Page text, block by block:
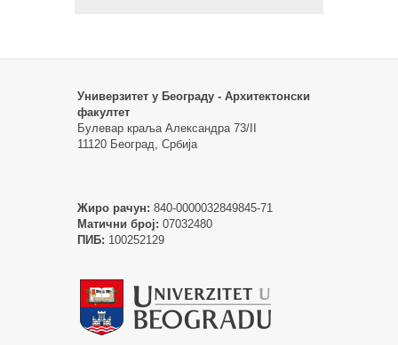
Универзитет у Београду - Архитектонски
факултет
Булевар краља Александра 73/II
11120 Београд, Србија
Жиро рачун: 840-0000032849845-71
Матични број: 07032480
ПИБ: 100252129